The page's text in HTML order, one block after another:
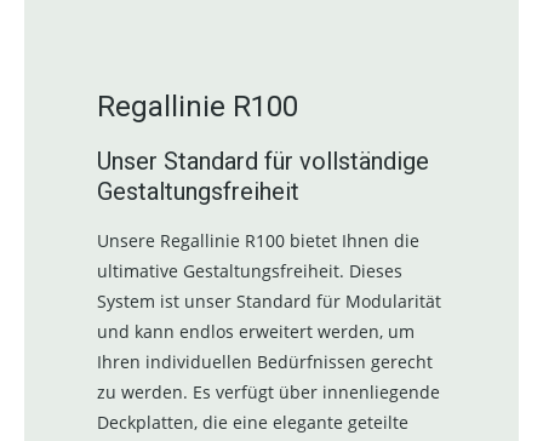
Regallinie R100
Unser Standard für vollständige
Gestaltungsfreiheit
Unsere Regallinie R100 bietet Ihnen die
ultimative Gestaltungsfreiheit. Dieses
System ist unser Standard für Modularität
und kann endlos erweitert werden, um
Ihren individuellen Bedürfnissen gerecht
zu werden. Es verfügt über innenliegende
Deckplatten, die eine elegante geteilte